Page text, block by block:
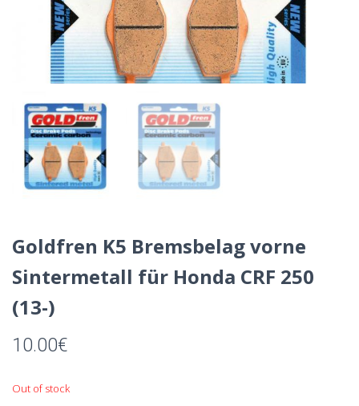
Goldfren K5 Bremsbelag vorne
Sintermetall für Honda CRF 250
(13-)
10.00€
Out of stock